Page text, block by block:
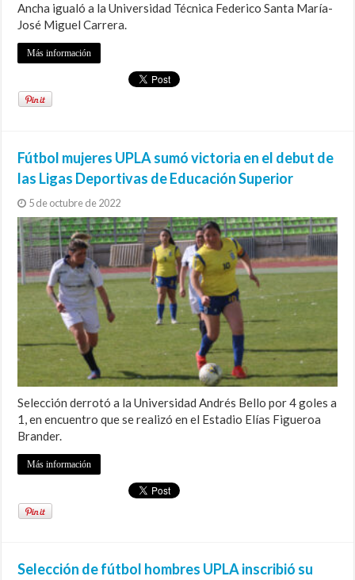
Ancha igualó a la Universidad Técnica Federico Santa María-
José Miguel Carrera.
Más información
Fútbol mujeres UPLA sumó victoria en el debut de
las Ligas Deportivas de Educación Superior
5 de octubre de 2022
Selección derrotó a la Universidad Andrés Bello por 4 goles a
1, en encuentro que se realizó en el Estadio Elías Figueroa
Brander.
Más información
Selección de fútbol hombres UPLA inscribió su